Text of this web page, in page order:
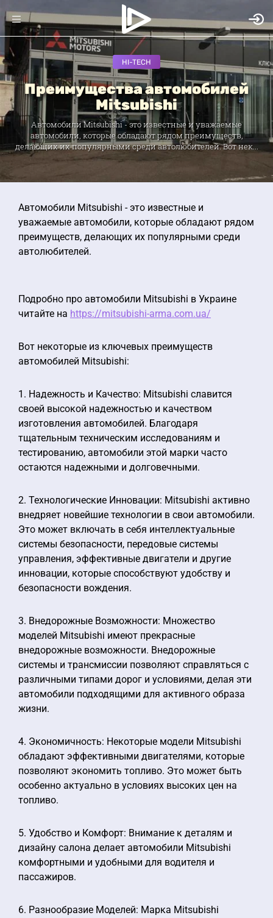
HI-TECH
Преимущества автомобилей
Mitsubishi
Автомобили Mitsubishi - это известные и уважаемые
автомобили, которые обладают рядом преимуществ,
делающих их популярными среди автолюбителей. Вот нек...
Автомобили Mitsubishi - это известные и
уважаемые автомобили, которые обладают рядом
преимуществ, делающих их популярными среди
автолюбителей.
Подробно про автомобили Mitsubishi в Украине
читайте на https://mitsubishi-arma.com.ua/
Вот некоторые из ключевых преимуществ
автомобилей Mitsubishi:
1. Надежность и Качество: Mitsubishi славится
своей высокой надежностью и качеством
изготовления автомобилей. Благодаря
тщательным техническим исследованиям и
тестированию, автомобили этой марки часто
остаются надежными и долговечными.
2. Технологические Инновации: Mitsubishi активно
внедряет новейшие технологии в свои автомобили.
Это может включать в себя интеллектуальные
системы безопасности, передовые системы
управления, эффективные двигатели и другие
инновации, которые способствуют удобству и
безопасности вождения.
3. Внедорожные Возможности: Множество
моделей Mitsubishi имеют прекрасные
внедорожные возможности. Внедорожные
системы и трансмиссии позволяют справляться с
различными типами дорог и условиями, делая эти
автомобили подходящими для активного образа
жизни.
4. Экономичность: Некоторые модели Mitsubishi
обладают эффективными двигателями, которые
позволяют экономить топливо. Это может быть
особенно актуально в условиях высоких цен на
топливо.
5. Удобство и Комфорт: Внимание к деталям и
дизайну салона делает автомобили Mitsubishi
комфортными и удобными для водителя и
пассажиров.
6. Разнообразие Моделей: Марка Mitsubishi